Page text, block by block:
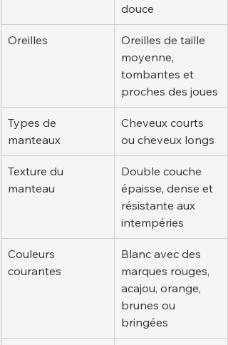
douce
Oreilles
Oreilles de taille
moyenne,
tombantes et
proches des joues
Types de
manteaux
Cheveux courts
ou cheveux longs
Texture du
manteau
Double couche
épaisse, dense et
résistante aux
intempéries
Couleurs
courantes
Blanc avec des
marques rouges,
acajou, orange,
brunes ou
bringées